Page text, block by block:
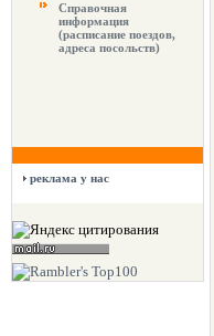
Справочная
информация
(расписание поездов,
адреса посольств)
реклама у нас